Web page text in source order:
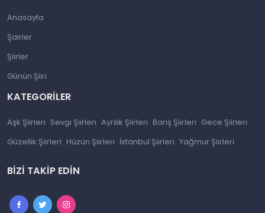
Anasayfa
Şairler
Şiirler
Günün Şiiri
KATEGORILER
Aşk Şiirleri Sevgi Şiirleri Ayrılık Şiirleri Barış Şiirleri Gece Şiirleri
Güzellik Şiirleri Hüzün Şiirleri İstanbul Şiirleri Yağmur Şiirleri
BIZI TAKIP EDIN